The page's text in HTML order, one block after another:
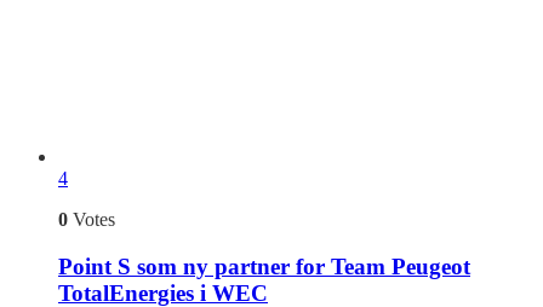
4
0 Votes
Point S som ny partner for Team Peugeot
TotalEnergies i WEC